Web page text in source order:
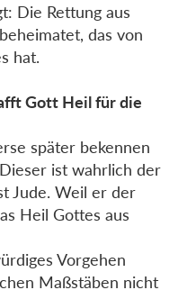
Die Rettung aus
das von
hat.
Gott Heil für die
später bekennen
ist wahrlich der
Jude. Weil er der
Heil Gottes aus
Vorgehen
Maßstäben nicht